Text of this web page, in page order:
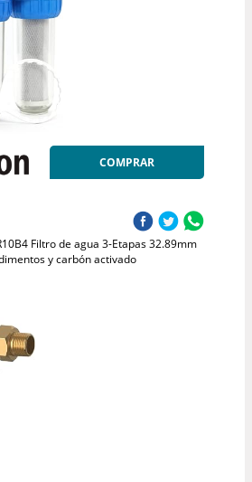
COMPRAR
Filtro de agua 3-Etapas 32.89mm
y carbón activado